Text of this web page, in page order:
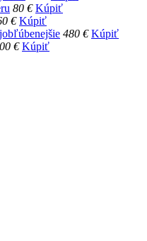
80 € Kúpiť
€ Kúpiť
480 € Kúpiť
€ Kúpiť